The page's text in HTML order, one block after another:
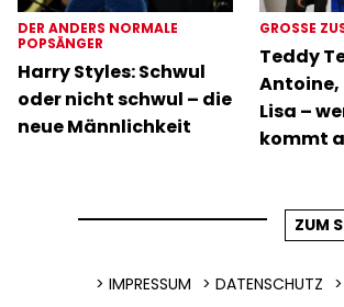
DER ANDERS NORMALE
POPSÄNGER
Harry Styles: Schwul
oder nicht schwul – die
neue Männlichkeit
GROSSE
Teddy
Antoine,
Lisa –
kommt
ZUM
IMPRESSUM DATENSCHUTZ